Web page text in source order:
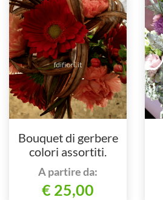
Bouquet di gerbere
colori assortiti.
A partire da:
€ 25,00